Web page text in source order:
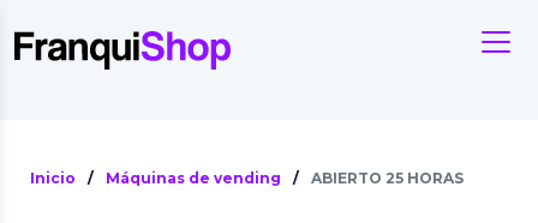
Inicio / Máquinas de vending / ABIERTO 25 HORAS